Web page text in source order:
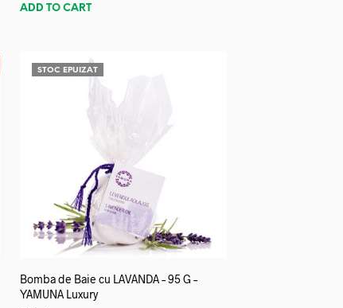
ADD TO CART
STOC EPUIZAT
Bomba de Baie cu LAVANDA – 95 G –
YAMUNA Luxury